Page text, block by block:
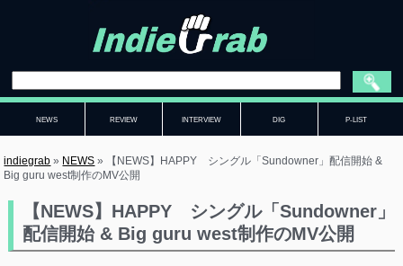
NEWS REVIEW INTERVIEW DIG P-LIST
indiegrab » NEWS »
【NEWS】HAPPY シングル「Sundowner」配信開始 &
Big guru west制作のMV公開
【NEWS】HAPPY シングル「Sundowner」
配信開始 & Big guru west制作のMV公開